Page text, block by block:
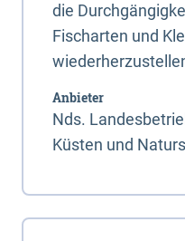
die
Fischarten und
Anbieter
Nds.
Küsten und